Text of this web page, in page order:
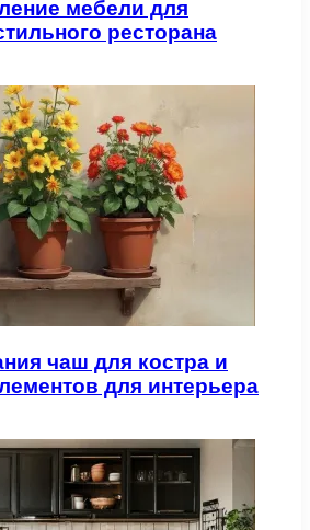
мебели для
ресторана
чаш для костра и
для интерьера